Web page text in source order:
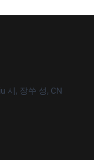
시, 장쑤 성, CN